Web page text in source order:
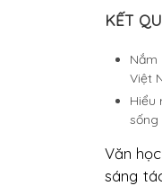
KẾT
Việt
Hiểu
sống
Văn
sáng